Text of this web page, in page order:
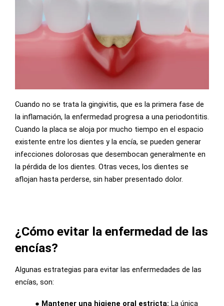
Cuando no se trata la gingivitis, que es la primera fase de
la inflamación, la enfermedad progresa a una periodontitis.
Cuando la placa se aloja por mucho tiempo en el espacio
existente entre los dientes y la encía, se pueden generar
infecciones dolorosas que desembocan generalmente en
la pérdida de los dientes. Otras veces, los dientes se
aflojan hasta perderse, sin haber presentado dolor.
¿Cómo evitar la enfermedad de las
encías?
Algunas estrategias para evitar las enfermedades de las
encías, son:
● Mantener una higiene oral estricta: La única